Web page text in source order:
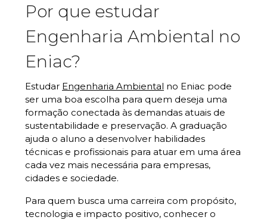
Por que estudar
Engenharia Ambiental no
Eniac?
Estudar Engenharia Ambiental no Eniac pode
ser uma boa escolha para quem deseja uma
formação conectada às demandas atuais de
sustentabilidade e preservação. A graduação
ajuda o aluno a desenvolver habilidades
técnicas e profissionais para atuar em uma área
cada vez mais necessária para empresas,
cidades e sociedade.
Para quem busca uma carreira com propósito,
tecnologia e impacto positivo, conhecer o